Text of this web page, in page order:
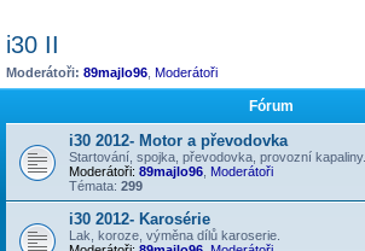
i30 II
Moderátoři: 89majlo96 Moderátoři
Fórum
i30 2012- Motor a převodovka
Startování, spojka, převodovka, provozní kapaliny.
Moderátoři: 89majlo96 Moderátoři
Témata: 299
i30 2012- Karosérie
Lak, koroze, výměna dílů karoserie.